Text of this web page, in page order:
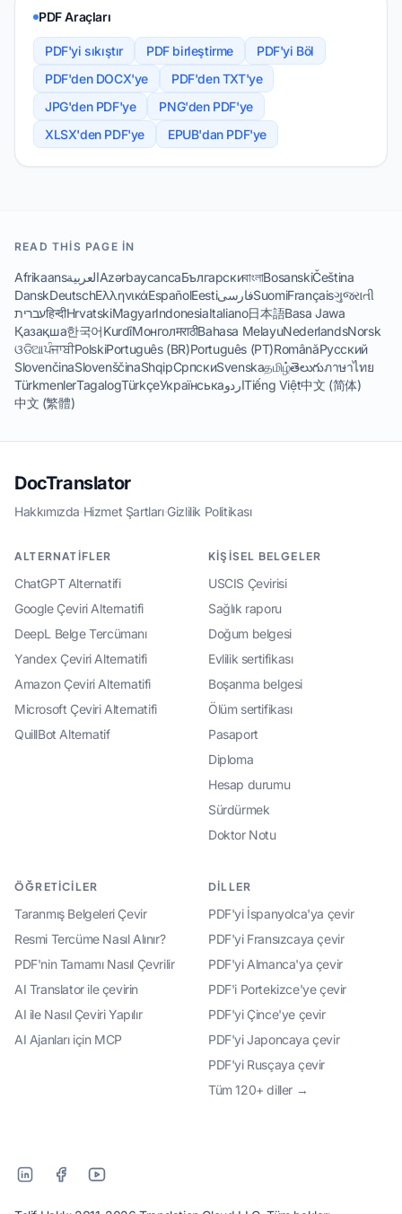
PDF Araçları
PDF'yi sıkıştır PDF birleştirme
PDF'yi Böl
PDF'den DOCX'ye
PDF'den TXT'ye
JPG'den PDF'ye
PNG'den PDF'ye
XLSX'den PDF'ye
EPUB'dan PDF'ye
READ THIS PAGE IN
AfrikaansالعربيةAzərbaycancaБългарскиবাংলাBosanskiČeština
DanskDeutschΕλληνικάEspañolEestiفارسیSuomiFrançaisગુજરાતી
עבריתहिन्दीHrvatskiMagyarIndonesiaItaliano日本語Basa Jawa
Қазақша한국어KurdîМонголमराठीBahasa MelayuNederlandsNorsk
ଓଡିଆਪੰਜਾਬੀPolskiPortuguês (BR)Português (PT)RomânăРусский
SlovenčinaSlovenščinaShqipСрпскиSvenskaதமிழ்తెలుగుภาษาไทย
TürkmenlerTagalogTürkçeУкраїнськаاردوTiếng Việt中文 (简体)
中文 (繁體)
DocTranslator
Hakkımızda·Hizmet Şartları·Gizlilik Politikası
ALTERNATIFLER
ChatGPT Alternatifi
Google Çeviri Alternatifi
DeepL Belge Tercümanı
Yandex Çeviri Alternatifi
Amazon Çeviri Alternatifi
Microsoft Çeviri Alternatifi
QuillBot Alternatif
KIŞISEL BELGELER
USCIS Çevirisi
Sağlık raporu
Doğum belgesi
Evlilik sertifikası
Boşanma belgesi
Ölüm sertifikası
Pasaport
Diploma
Hesap durumu
Sürdürmek
Doktor Notu
ÖĞRETICILER
Taranmış Belgeleri Çevir
Resmi Tercüme Nasıl Alınır?
PDF'nin Tamamı Nasıl Çevrilir
AI Translator ile çevirin
AI ile Nasıl Çeviri Yapılır
AI Ajanları için MCP
DILLER
PDF'yi İspanyolca'ya çevir
PDF'yi Fransızcaya çevir
PDF'yi Almanca'ya çevir
PDF'i Portekizce'ye çevir
PDF'yi Çince'ye çevir
PDF'yi Japoncaya çevir
PDF'yi Rusçaya çevir
Tüm 120+ diller →